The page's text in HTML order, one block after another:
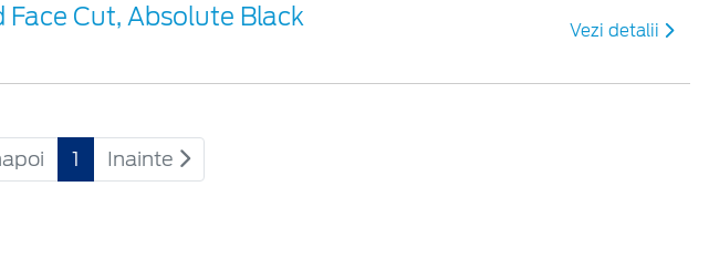
Cut, Absolute Black
Vezi detalii
1 Inainte